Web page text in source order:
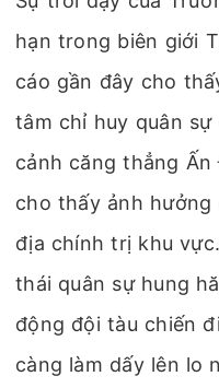
hạn trong biên giới
cáo gần đây cho
tâm chỉ huy quân
cảnh căng thẳng
cho thấy ảnh hưởng
địa chính trị khu
thái quân sự hung
động đội tàu chiến
càng làm dấy lên lo